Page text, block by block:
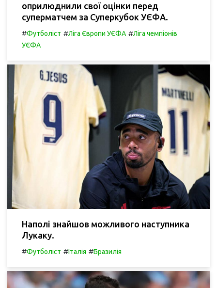
оприлюднили свої оцінки перед
суперматчем за Суперкубок УЄФА.
#Футболіст #Ліга Європи УЄФА #Ліга чемпіонів
УЄФА
Наполі знайшов можливого наступника
Лукаку.
#Футболіст #Італія #Бразилія